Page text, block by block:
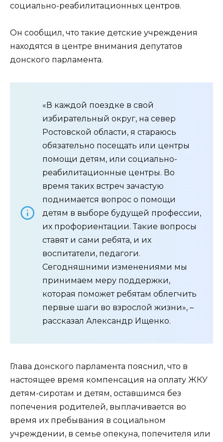
социально-реабилитационных центров.
Он сообщил, что такие детские учреждения
находятся в центре внимания депутатов
донского парламента.
«В каждой поездке в свой
избирательный округ, на север
Ростовской области, я стараюсь
обязательно посещать или центры
помощи детям, или социально-
реабилитационные центры. Во
время таких встреч зачастую
поднимается вопрос о помощи
детям в выборе будущей профессии,
их профориентации. Такие вопросы
ставят и сами ребята, и их
воспитатели, педагоги.
Сегодняшними изменениями мы
принимаем меру поддержки,
которая поможет ребятам облегчить
первые шаги во взрослой жизни», –
рассказал Александр Ищенко.
Глава донского парламента пояснил, что в
настоящее время компенсация на оплату ЖКУ
детям-сиротам и детям, оставшимся без
попечения родителей, выплачивается во
время их пребывания в социальном
учреждении, в семье опекуна, попечителя или